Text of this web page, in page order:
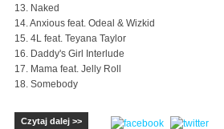
13. Naked
14. Anxious feat. Odeal & Wizkid
15. 4L feat. Teyana Taylor
16. Daddy's Girl Interlude
17. Mama feat. Jelly Roll
18. Somebody
Czytaj dalej >>